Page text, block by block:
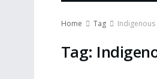
Home Tag
Tag: